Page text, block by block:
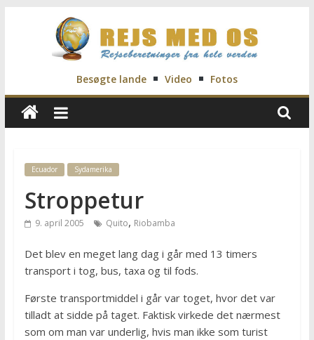
Rejs
Med
Os
Rejseblog
for
Vilde,
Marianne
og
Morten
Besøgte lande Video Fotos
Ecuador Sydamerika
Stroppetur
9. april 2005 Quito, Riobamba
Det blev en meget lang dag i går med 13 timers
transport i tog, bus, taxa og til fods.
Første transportmiddel i går var toget, hvor det var
tilladt at sidde på taget. Faktisk virkede det nærmest
som om man var underlig, hvis man ikke som turist